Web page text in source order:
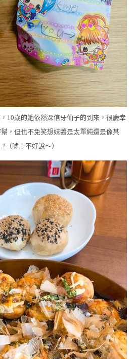
10歲的她依然深信牙仙子的到來，很慶幸
，但也不免笑想妹醬是太單純還是像某
（噓！不好說～）